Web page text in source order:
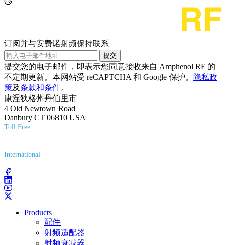
订阅并与安费诺射频保持联系
提交
提交您的电子邮件，即表示您同意接收来自 Amphenol RF 的
不定期更新。本网站受 reCAPTCHA 和 Google 保护。
隐私政
策及条款和条件。
康涅狄格州丹伯里市
4 Old Newtown Road
Danbury CT 06810 USA
Toll Free
International
Products
配件
射频适配器
射频衰减器